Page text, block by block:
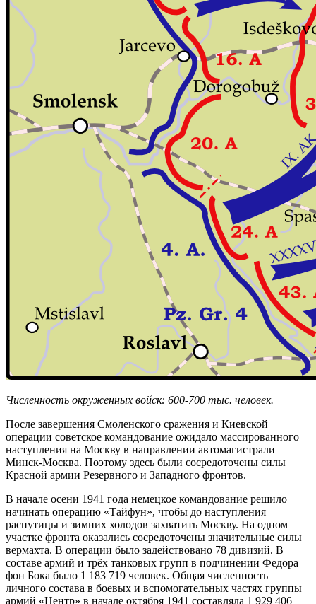
Численность окруженных войск: 600-700 тыс. человек.
После завершения Смоленского сражения и Киевской
операции советское командование ожидало массированного
наступления на Москву в направлении автомагистрали
Минск-Москва. Поэтому здесь были сосредоточены силы
Красной армии Резервного и Западного фронтов.
В начале осени 1941 года немецкое командование решило
начинать операцию «Тайфун», чтобы до наступления
распутицы и зимних холодов захватить Москву. На одном
участке фронта оказались сосредоточены значительные силы
вермахта. В операции было задействовано 78 дивизий. В
составе армий и трёх танковых групп в подчинении Федора
фон Бока было 1 183 719 человек. Общая численность
личного состава в боевых и вспомогательных частях группы
армий «Центр» в начале октября 1941 составляла 1 929 406